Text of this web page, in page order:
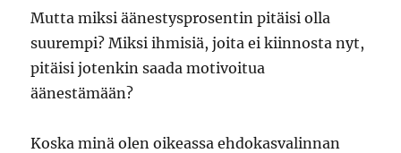
Mutta miksi äänestysprosentin pitäisi olla
suurempi? Miksi ihmisiä, joita ei kiinnosta nyt,
pitäisi jotenkin saada motivoitua
äänestämään?
Koska minä olen oikeassa ehdokasvalinnan